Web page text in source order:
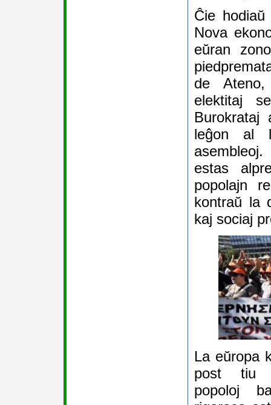
Ĉie
Nova
eŭran
de
elektitaj
Burokrataj
leĝon al
asembleoj.
estas
popolajn
kontraŭ la
kaj sociaj
La eŭropa
post tiu
popoloj